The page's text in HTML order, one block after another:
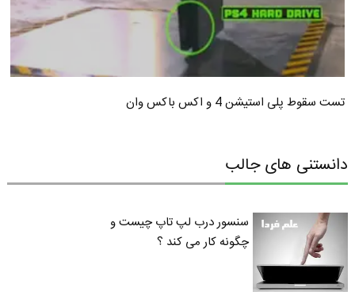
تست سقوط پلی استیشن 4 و اکس باکس وان
دانستنی های جالب
سنسور درب لپ تاپ چیست و
چگونه کار می کند ؟